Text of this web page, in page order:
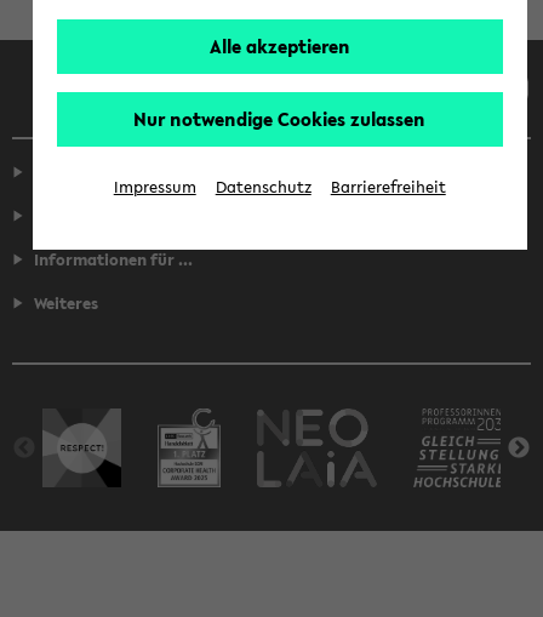
Informationen für ...
Weiteres
Alle akzeptieren
Nur notwendige Cookies zulassen
Impressum Datenschutz Barrierefreiheit